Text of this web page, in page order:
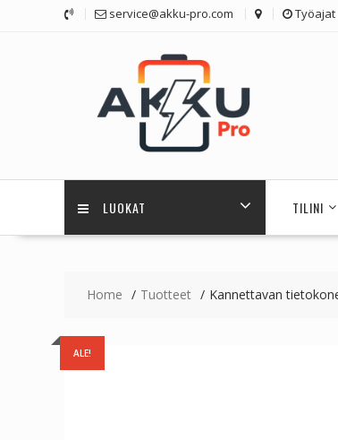
service@akku-pro.com Työajat
LUOKAT TILINI
Home Tuotteet Kannettavan
ALE!